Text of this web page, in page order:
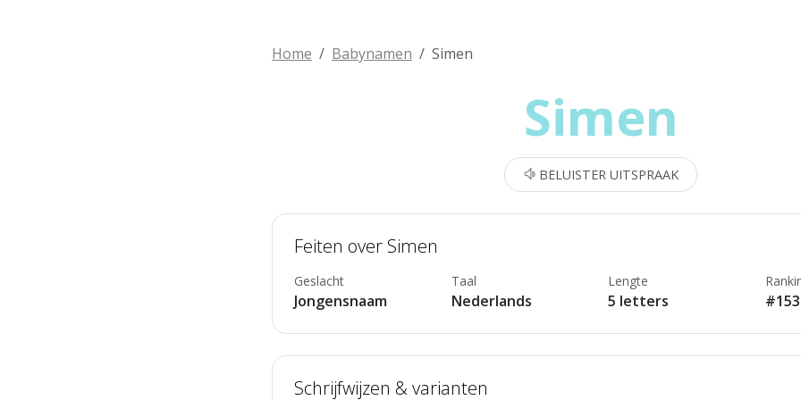
Home Babynamen Simen
Simen
BELUISTER UITSPRAAK
Feiten over Simen
Geslacht
Jongensnaam
Taal
Nederlands
Lengte
5 letters
Schrijfwijzen & varianten